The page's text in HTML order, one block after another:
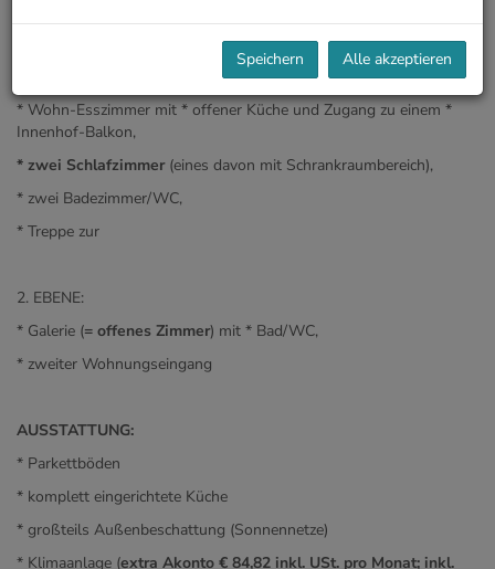
* kleines Vorzimmer mit * Gäste-WC und * Abstellraum,
* Wohn-Esszimmer mit * offener Küche und Zugang zu einem *
Innenhof-Balkon,
* zwei Schlafzimmer (eines davon mit Schrankraumbereich),
* zwei Badezimmer/WC,
* Treppe zur
2. EBENE:
* Galerie (= offenes Zimmer) mit * Bad/WC,
* zweiter Wohnungseingang
AUSSTATTUNG:
* Parkettböden
* komplett eingerichtete Küche
* großteils Außenbeschattung (Sonnennetze)
* Klimaanlage (extra Akonto € 84,82 inkl. USt. pro Monat; inkl.
Speichern Alle akzeptieren